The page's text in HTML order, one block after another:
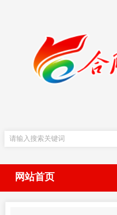
网站首页